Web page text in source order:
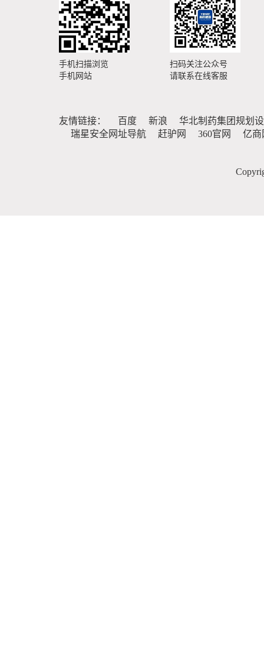
手机扫描浏览
手机网站
扫码关注公众号
请联系在线客服
友情链接： 百度 新浪
华北制药集团规划
瑞星安全网址导航
赶驴网 360官网 亿商